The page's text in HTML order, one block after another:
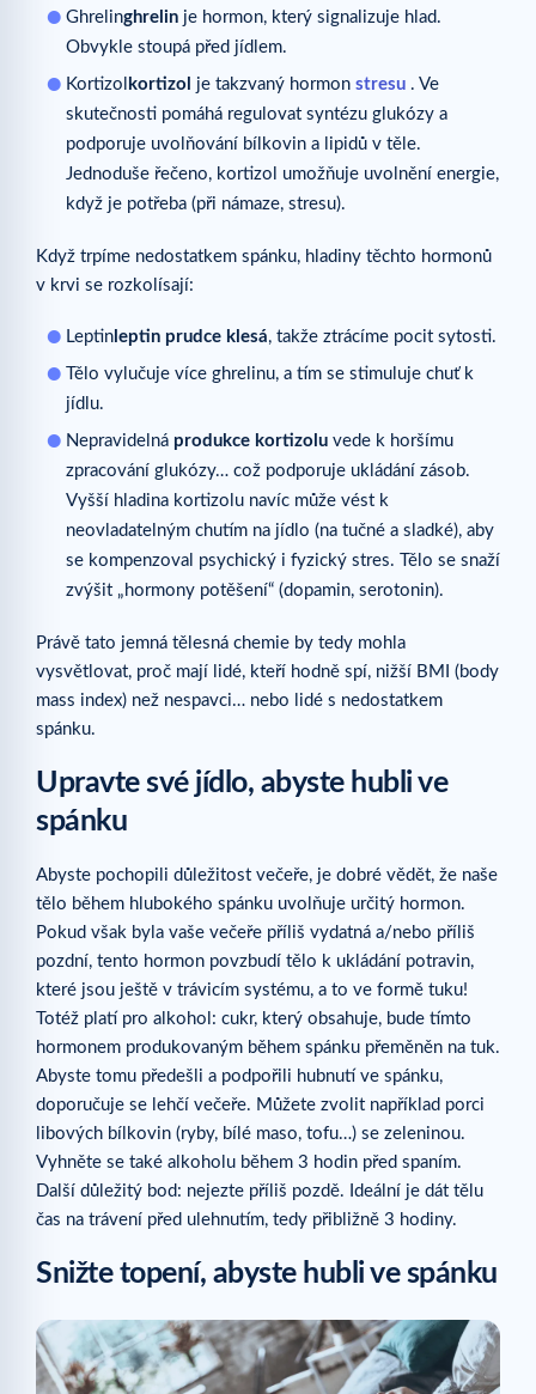
Ghrelinghrelin je hormon, který signalizuje hlad.
Obvykle stoupá před jídlem.
Kortizol kortizol je takzvaný hormon stresu . Ve
skutečnosti pomáhá regulovat syntézu glukózy a
podporuje uvolňování bílkovin a lipidů v těle.
Jednoduše řečeno, kortizol umožňuje uvolnění energie,
když je potřeba (při námaze, stresu).
Když trpíme nedostatkem spánku, hladiny těchto hormonů
v krvi se rozkolísají:
Leptin leptin prudce klesá, takže ztrácíme pocit sytosti.
Tělo vylučuje více ghrelinu, a tím se stimuluje chuť k
jídlu.
Nepravidelná produkce kortizolu vede k horšímu
zpracování glukózy… což podporuje ukládání zásob.
Vyšší hladina kortizolu navíc může vést k
neovladatelným chutím na jídlo (na tučné a sladké), aby
se kompenzoval psychický i fyzický stres. Tělo se snaží
zvýšit „hormony potěšení“ (dopamin, serotonin).
Právě tato jemná tělesná chemie by tedy mohla
vysvětlovat, proč mají lidé, kteří hodně spí, nižší BMI (body
mass index) než nespavci… nebo lidé s nedostatkem
spánku.
Upravte své jídlo, abyste hubli ve
spánku
Abyste pochopili důležitost večeře, je dobré vědět, že naše
tělo během hlubokého spánku uvolňuje určitý hormon.
Pokud však byla vaše večeře příliš vydatná a/nebo příliš
pozdní, tento hormon povzbudí tělo k ukládání potravin,
které jsou ještě v trávicím systému, a to ve formě tuku!
Totéž platí pro alkohol: cukr, který obsahuje, bude tímto
hormonem produkovaným během spánku přeměněn na tuk.
Abyste tomu předešli a podpořili hubnutí ve spánku,
doporučuje se lehčí večeře. Můžete zvolit například porci
libových bílkovin (ryby, bílé maso, tofu…) se zeleninou.
Vyhněte se také alkoholu během 3 hodin před spaním.
Další důležitý bod: nejezte příliš pozdě. Ideální je dát tělu
čas na trávení před ulehnutím, tedy přibližně 3 hodiny.
Snižte topení, abyste hubli ve spánku